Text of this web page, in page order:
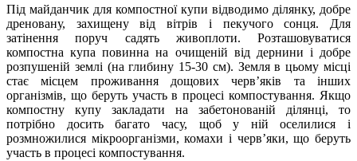
Під майданчик для компостної купи відводимо ділянку, добре
дреновану, захищену від вітрів і пекучого сонця. Для
затінення поруч садять живоплоти. Розташовуватися
компостна купа повинна на очищеній від дернини і добре
розпушеній землі (на глибину 15-30 см). Земля в цьому місці
стає місцем проживання дощових черв’яків та інших
організмів, що беруть участь в процесі компостування. Якщо
компостну купу закладати на забетонованій ділянці, то
потрібно досить багато часу, щоб у ній оселилися і
розмножилися мікроорганізми, комахи і черв’яки, що беруть
участь в процесі компостування.